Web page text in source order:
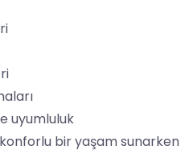
uyumluluk
bir yaşam sunarken